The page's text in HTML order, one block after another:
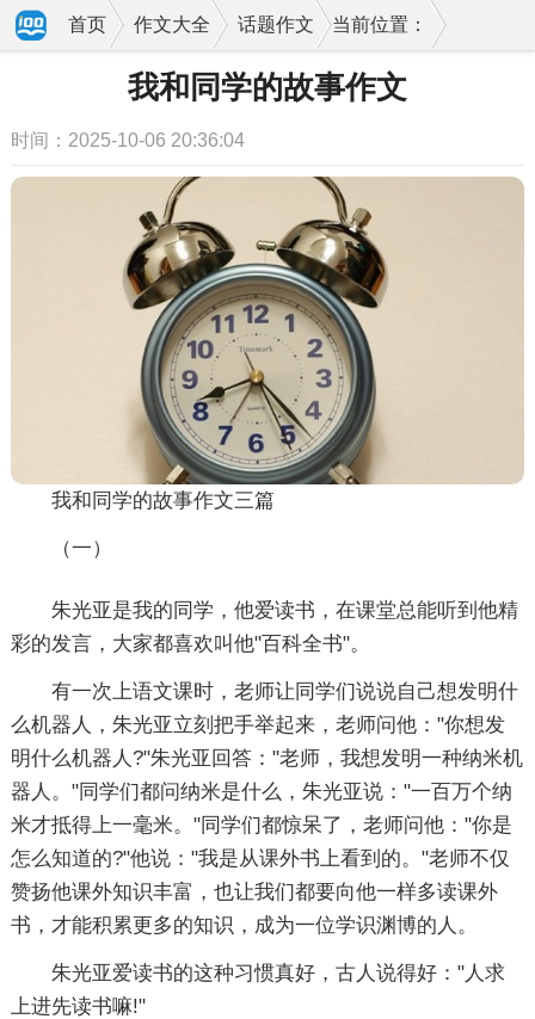
当前位置：
首页 作文大全 话题作文
我和同学的故事作文
时间：2025-10-06 20:36:04
我和同学的故事作文三篇
（一）
朱光亚是我的同学，他爱读书，在课堂总能听到他精
彩的发言，大家都喜欢叫他"百科全书"。
有一次上语文课时，老师让同学们说说自己想发明什
么机器人，朱光亚立刻把手举起来，老师问他："你想发
明什么机器人?"朱光亚回答："老师，我想发明一种纳米机
器人。"同学们都问纳米是什么，朱光亚说："一百万个纳
米才抵得上一毫米。"同学们都惊呆了，老师问他："你是
怎么知道的?"他说："我是从课外书上看到的。"老师不仅
赞扬他课外知识丰富，也让我们都要向他一样多读课外
书，才能积累更多的知识，成为一位学识渊博的人。
朱光亚爱读书的这种习惯真好，古人说得好："人求
上进先读书嘛!"